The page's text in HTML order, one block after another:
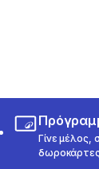
Γίνε μέλος,
δωροκάρτες